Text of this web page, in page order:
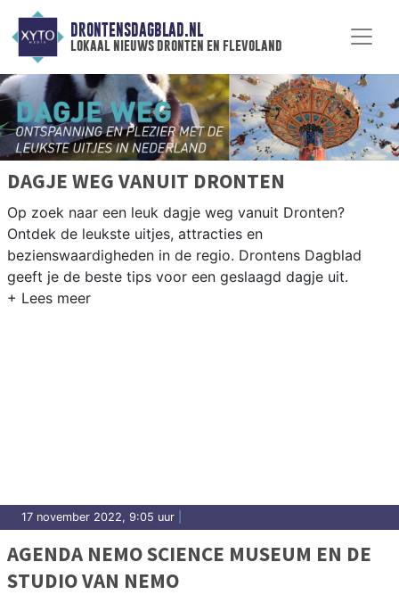
DRONTENSDAGBLAD.NL
lokaal nieuws dronten en flevoland
DAGJE WEG VANUIT DRONTEN
Op zoek naar een leuk dagje weg vanuit Dronten?
Ontdek de leukste uitjes, attracties en
bezienswaardigheden in de regio. Drontens Dagblad
geeft je de beste tips voor een geslaagd dagje uit.
17 november 2022, 9:05 uur
AGENDA NEMO SCIENCE MUSEUM EN DE
STUDIO VAN NEMO